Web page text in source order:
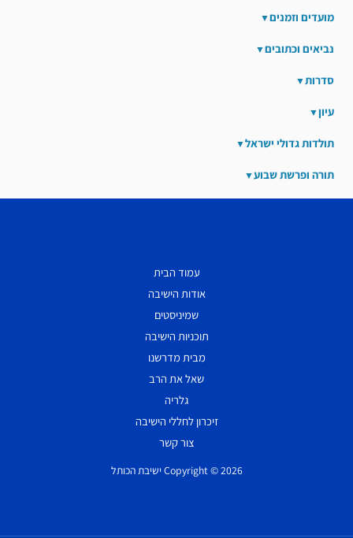
מועדים וזמנים
נביאים וכתובים
סדרות
עיון
תולדות גדולי ישראל
תורה ופרשת שבוע
עמוד הבית
אודות הישיבה
שמיניסטים
תוכניות הישיבה
מבית מדרשנו
שאל את הרב
גלריה
זיכרון לחללי הישיבה
צור קשר
Copyright © 2026 ישיבת הכותל